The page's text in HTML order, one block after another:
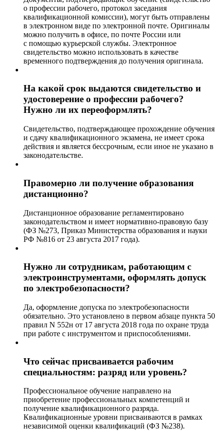
о профессии рабочего, протокол заседания
квалификационной комиссии), могут быть отправлены
в электронном виде по электронной почте. Оригиналы
можно получить в офисе, по почте России или
с помощью курьерской службы. Электронное
свидетельство можно использовать в качестве
временного подтверждения до получения оригинала.
На какой срок выдаются свидетельство и
удостоверение о профессии рабочего?
Нужно ли их переоформлять?
Свидетельство, подтверждающее прохождение обучения
и сдачу квалификационного экзамена, не имеет срока
действия и является бессрочным, если иное не указано в
законодательстве.
Правомерно ли получение образования
дистанционно?
Дистанционное образование регламентировано
законодательством и имеет нормативно-правовую базу
(ФЗ №273, Приказ Министерства образования и науки
РФ №816 от 23 августа 2017 года).
Нужно ли сотрудникам, работающим с
электроинструментами, оформлять допуск
по электробезопасности?
Да, оформление допуска по электробезопасности
обязательно. Это установлено в первом абзаце пункта 50
правил N 552н от 17 августа 2018 года по охране труда
при работе с инструментом и приспособлениями.
Что сейчас присваивается рабочим
специальностям: разряд или уровень?
Профессиональное обучение направлено на
приобретение профессиональных компетенций и
получение квалификационного разряда.
Квалификационные уровни присваиваются в рамках
независимой оценки квалификаций (ФЗ №238).